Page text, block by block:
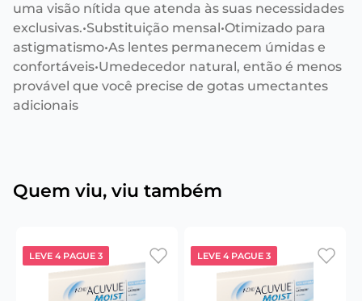
uma visão nítida que atenda às suas necessidades
exclusivas.•Substituição mensal•Otimizado para
astigmatismo•As lentes permanecem úmidas e
confortáveis•Umedecedor natural, então é menos
provável que você precise de gotas umectantes
adicionais
Quem viu, viu também
LEVE 4 PAGUE 3 LEVE 4 PAGUE 3